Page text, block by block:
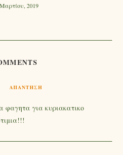
2019
ΑΠΆΝΤΗΣΗ
φαγητα για κυριακατικο